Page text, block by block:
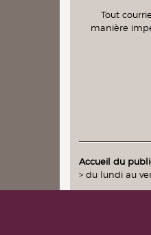
Tout
manière
Accueil du
> du lundi au